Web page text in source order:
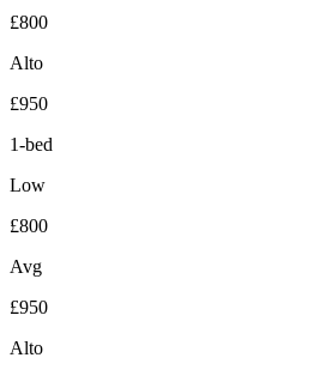
£800
Alto
£950
1-bed
Low
£800
Avg
£950
Alto